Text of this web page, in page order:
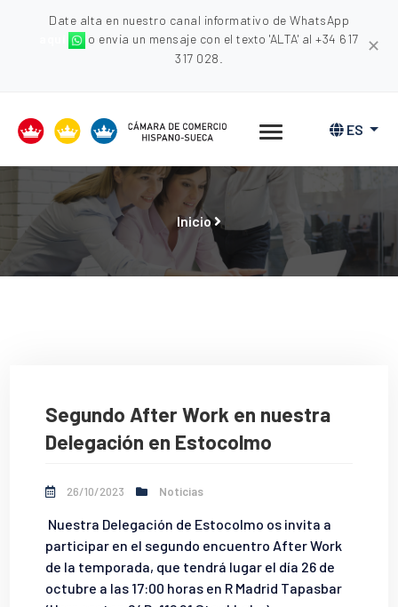
Date alta en nuestro canal informativo de WhatsApp
o envia un mensaje con el texto 'ALTA' al +34 617
317 028.
✕
ES
Inicio
Segundo After Work en nuestra
Delegación en Estocolmo
26/10/2023 Noticias
Nuestra Delegación de Estocolmo os invita a
participar en el segundo encuentro After Work
de la temporada, que tendrá lugar el día 26 de
octubre a las 17:00 horas en R Madrid Tapasbar